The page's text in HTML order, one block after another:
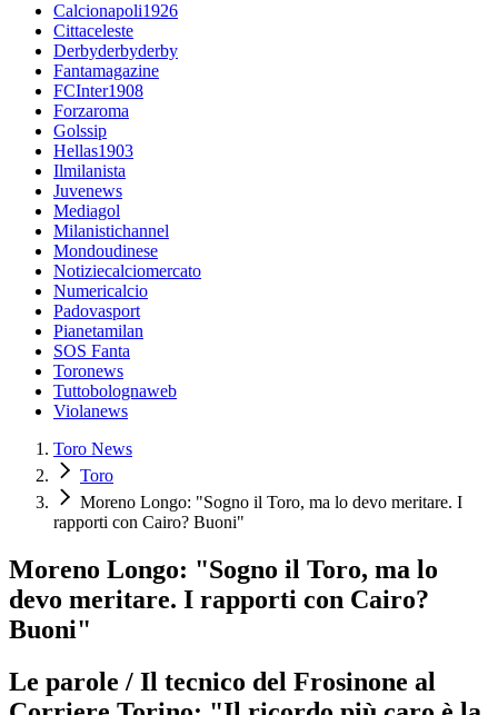
Calcionapoli1926
Cittaceleste
Derbyderbyderby
Fantamagazine
FCInter1908
Forzaroma
Golssip
Hellas1903
Ilmilanista
Juvenews
Mediagol
Milanistichannel
Mondoudinese
Notiziecalciomercato
Numericalcio
Padovasport
Pianetamilan
SOS Fanta
Toronews
Tuttobolognaweb
Violanews
Toro News
Toro
Moreno Longo: "Sogno il Toro, ma lo devo meritare. I
rapporti con Cairo? Buoni"
Moreno Longo: "Sogno il Toro, ma lo
devo meritare. I rapporti con Cairo?
Buoni"
Le parole / Il tecnico del Frosinone al